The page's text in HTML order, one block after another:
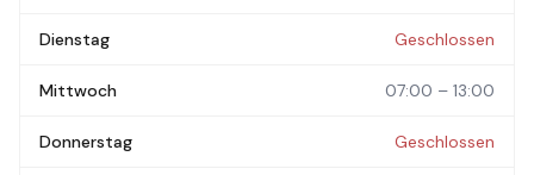
Dienstag Geschlossen
Mittwoch 07:00 – 13:00
Donnerstag Geschlossen